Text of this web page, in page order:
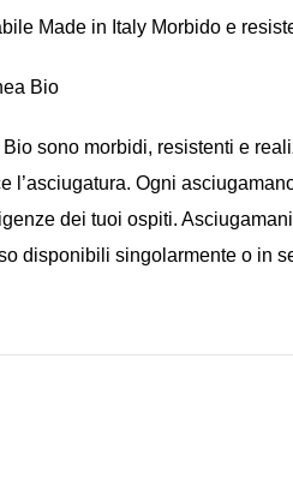
Made in Italy Morbido e
Bio
sono morbidi, resistenti e
l’asciugatura. Ogni
dei tuoi ospiti.
disponibili singolarmente o in